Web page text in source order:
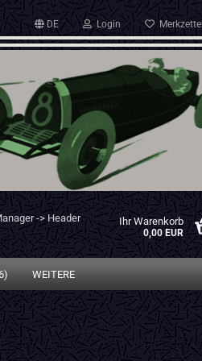
DE Login Merkzettel
-> Header Ihr Warenkorb
0,00 EUR
WEITERE